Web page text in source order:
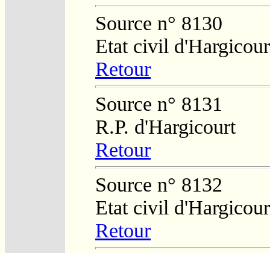
Source n° 8130
Etat civil
Retour
Source n° 8131
R.P. d'Hargicourt
Retour
Source n° 8132
Etat civil
Retour